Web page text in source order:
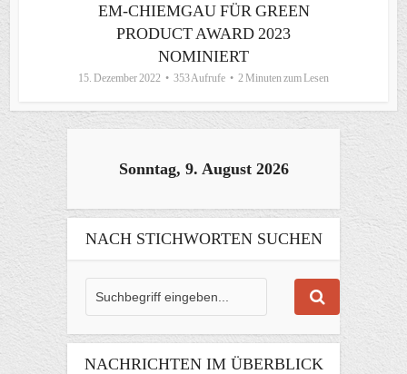
EM-CHIEMGAU FÜR GREEN
PRODUCT AWARD 2023
NOMINIERT
15. Dezember 2022 353 Aufrufe 2 Minuten zum Lesen
Sonntag, 9. August 2026
NACH STICHWORTEN SUCHEN
NACHRICHTEN IM ÜBERBLICK